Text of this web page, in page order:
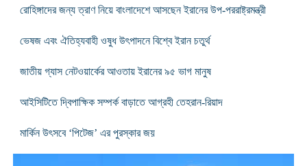
রোহিঙ্গাদের জন্য ত্রাণ নিয়ে বাংলাদেশে আসছেন ইরানের উপ-পররাষ্ট্রমন্ত্রী
ভেষজ এবং ঐতিহ্যবাহী ওষুধ উৎপাদনে বিশ্বে ইরান চতুর্থ
জাতীয় গ্যাস নেটওয়ার্কের আওতায় ইরানের ৯৫ ভাগ মানুষ
আইসিটিতে দ্বিপাক্ষিক সম্পর্ক বাড়াতে আগ্রহী তেহরান-রিয়াদ
মার্কিন উৎসবে ‘পিটেজ’ এর পুরস্কার জয়